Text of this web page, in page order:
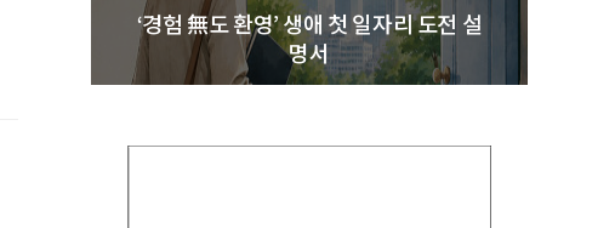
‘경험 無도 환영’ 생애 첫 일자리 도전 설
명서